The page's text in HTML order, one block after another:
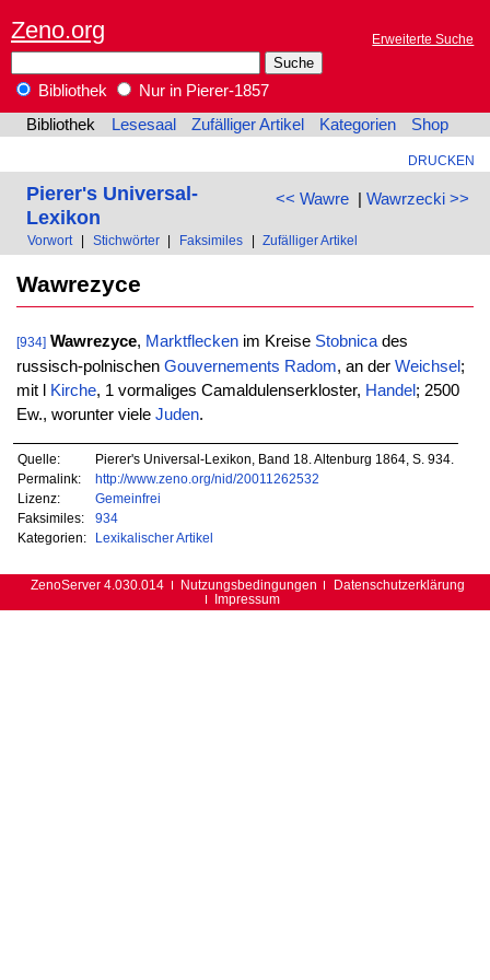
Zeno.org Erweiterte Suche
Bibliothek
Nur in Pierer-1857
Bibliothek
Lesesaal Zufälliger Artikel Kategorien Shop
DRUCKEN
<< Wawre| Wawrzecki >>
Pierer's Universal-
Lexikon
Vorwort Stichwörter Faksimiles Zufälliger Artikel
Wawrezyce
[934] Wawrezyce, Marktfleckenim Kreise Stobnicades
russisch-polnischen Gouvernements Radom, an der Weichsel ;
mit l
Kirche, 1 vormaliges Camaldulenserkloster, Handel ; 2500
Ew., worunter viele Juden.
Quelle:
Pierer's Universal-Lexikon, Band 18. Altenburg 1864, S. 934.
Permalink:
http://www.zeno.org/nid/20011262532
Lizenz:
Gemeinfrei
Faksimiles:
934
Kategorien:
Lexikalischer Artikel
ZenoServer 4.030.014 Nutzungsbedingungen
Datenschutzerklärung
Impressum